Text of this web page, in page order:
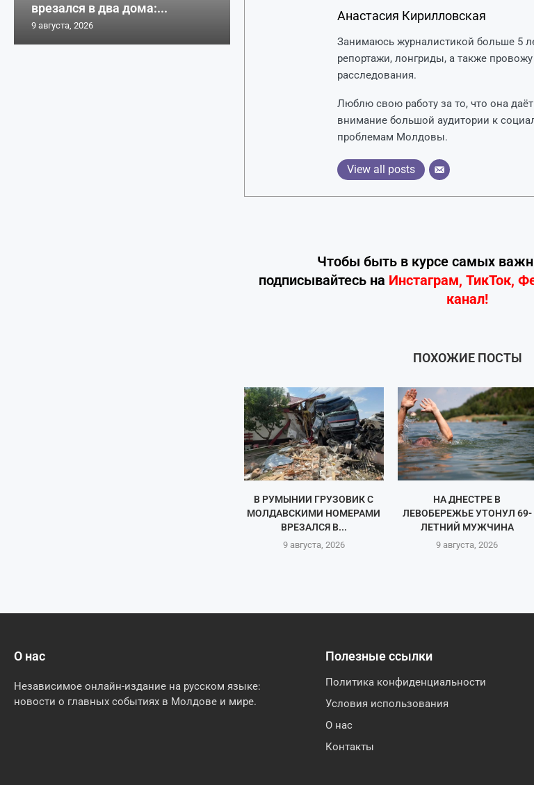
врезался в два дома:...
9 августа, 2026
Анастасия Кирилловская
Занимаюсь журналистикой больше 5
репортажи, лонгриды, а также
расследования.
Люблю свою работу за то, что она
внимание большой аудитории к
проблемам Молдовы.
View all posts
Чтобы быть в курсе самых
подписывайтесь на Инстаграм, ТикТок,
канал!
ПОХОЖИЕ ПОСТЫ
В РУМЫНИИ ГРУЗОВИК С
МОЛДАВСКИМИ НОМЕРАМИ
ВРЕЗАЛСЯ В...
9 августа, 2026
НА ДНЕСТРЕ В
ЛЕВОБЕРЕЖЬЕ УТОНУЛ 69-
ЛЕТНИЙ МУЖЧИНА
9 августа, 2026
О нас
Независимое онлайн-издание на русском языке:
новости о главных событиях в Молдове и мире.
Полезные ссылки
Политика конфиденциальности
Условия использования
О нас
Контакты